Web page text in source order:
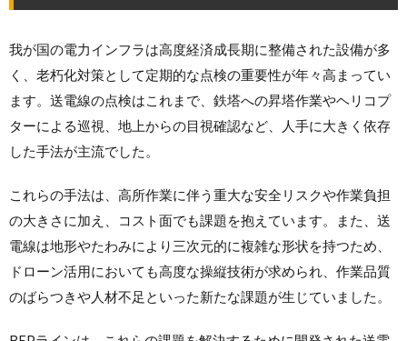
我が国の電力インフラは高度経済成長期に整備された設備が多
く、老朽化対策として定期的な点検の重要性が年々高まってい
ます。送電線の点検はこれまで、鉄塔への昇塔作業やヘリコプ
ターによる巡視、地上からの目視確認など、人手に大きく依存
した手法が主流でした。
これらの手法は、高所作業に伴う重大な安全リスクや作業負担
の大きさに加え、コスト面でも課題を抱えています。また、送
電線は地形やたわみにより三次元的に複雑な形状を持つため、
ドローン活用においても高度な操縦技術が求められ、作業品質
のばらつきや人材不足といった新たな課題が生じていました。